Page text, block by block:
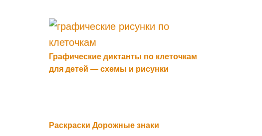
Графические диктанты по клеточкам
для детей — схемы и рисунки
Раскраски Дорожные знаки